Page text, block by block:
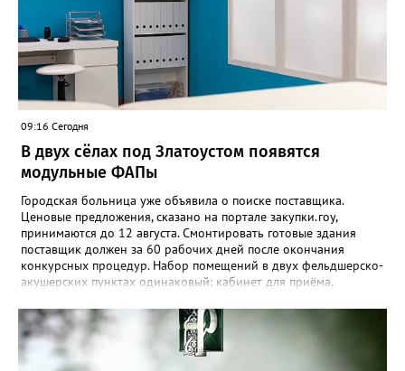
09:16 Сегодня
В двух сёлах под Златоустом появятся
модульные ФАПы
Городская больница уже объявила о поиске поставщика.
Ценовые предложения, сказано на портале закупки.гоу,
принимаются до 12 августа. Смонтировать готовые здания
поставщик должен за 60 рабочих дней после окончания
конкурсных процедур. Набор помещений в двух фельдшерско-
акушерских пунктах одинаковый: кабинет для приёма,
также комната для хранения лекарственных препаратов и
другие вспомогательные. В Веселовке новый ФАП
расположится на участке №58 по улице Ленина, в Кувашах –
на Советской, 79.